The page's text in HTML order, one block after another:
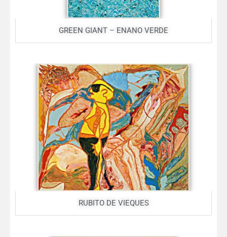
GREEN GIANT – ENANO VERDE
RUBITO DE VIEQUES